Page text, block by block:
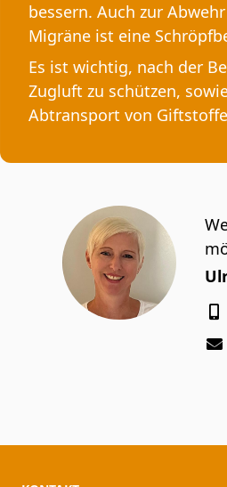
bessern. Auch zur
Migräne ist eine
Es ist wichtig, nach der
Zugluft zu schützen,
Abtransport von